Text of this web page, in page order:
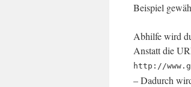
Beispiel
Abhilfe wird
Anstatt die
http://
– Dadurch